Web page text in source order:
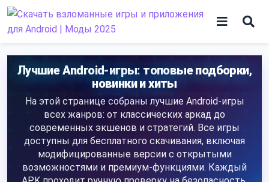
Skip
content
Игры
Лучшие Android-игры: топовые подборки,
новинки и хиты
На этой странице собраны лучшие Android-игры
всех жанров: от классических аркад до
современных экшенов и стратегий. Все игры
доступны для бесплатного скачивания, включая
модифицированные версии с открытыми
возможностями и премиум-функциями. Каждый